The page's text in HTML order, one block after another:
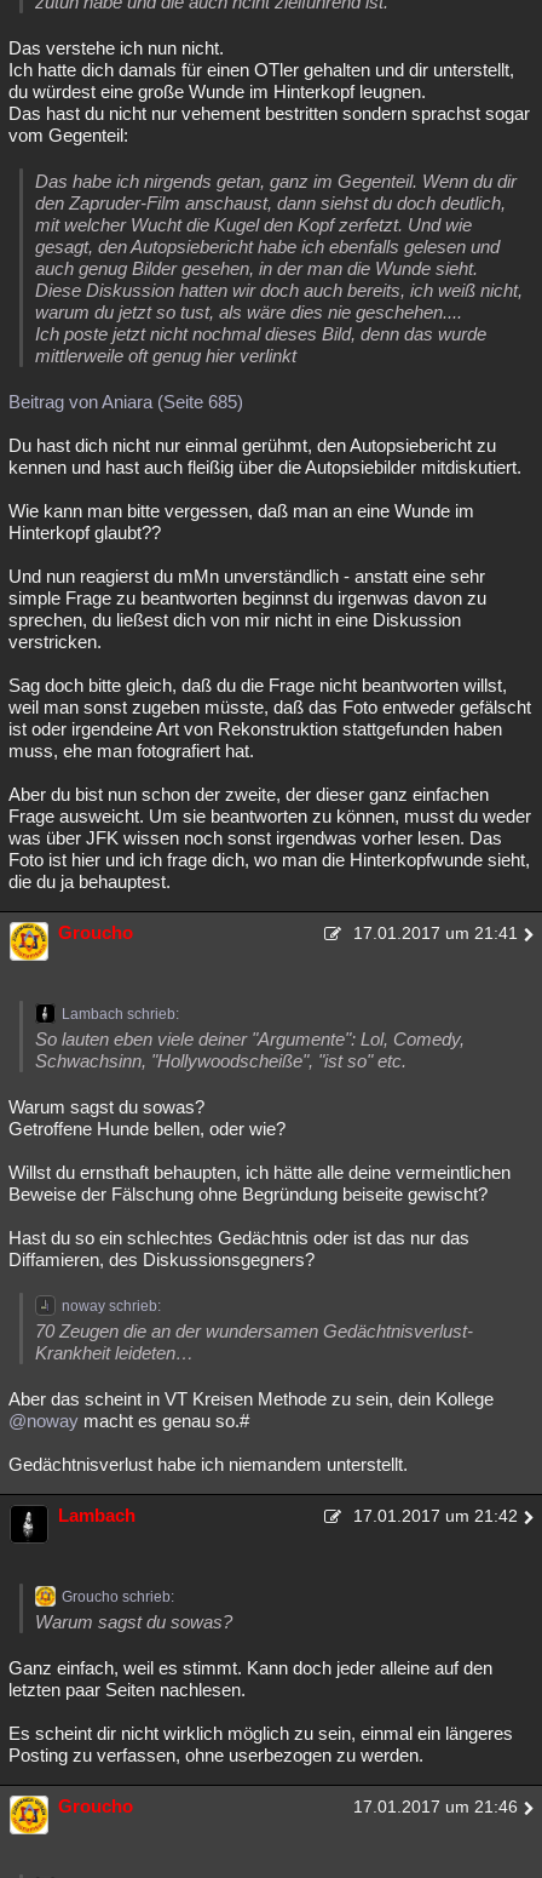
Das verstehe ich nun nicht.
Ich hatte dich damals für einen OTler gehalten und dir unterstellt,
du würdest eine große Wunde im Hinterkopf leugnen.
Das hast du nicht nur vehement bestritten sondern sprachst sogar
vom Gegenteil:
Das habe ich nirgends getan, ganz im Gegenteil. Wenn du dir
den Zapruder-Film anschaust, dann siehst du doch deutlich,
mit welcher Wucht die Kugel den Kopf zerfetzt. Und wie
gesagt, den Autopsiebericht habe ich ebenfalls gelesen und
auch genug Bilder gesehen, in der man die Wunde sieht.
Diese Diskussion hatten wir doch auch bereits, ich weiß nicht,
warum du jetzt so tust, als wäre dies nie geschehen....
Ich poste jetzt nicht nochmal dieses Bild, denn das wurde
mittlerweile oft genug hier verlinkt
Beitrag von Aniara (Seite 685)
Du hast dich nicht nur einmal gerühmt, den Autopsiebericht zu
kennen und hast auch fleißig über die Autopsiebilder mitdiskutiert.
Wie kann man bitte vergessen, daß man an eine Wunde im
Hinterkopf glaubt??
Und nun reagierst du mMn unverständlich - anstatt eine sehr
simple Frage zu beantworten beginnst du irgenwas davon zu
sprechen, du ließest dich von mir nicht in eine Diskussion
verstricken.
Sag doch bitte gleich, daß du die Frage nicht beantworten willst,
weil man sonst zugeben müsste, daß das Foto entweder gefälscht
ist oder irgendeine Art von Rekonstruktion stattgefunden haben
muss, ehe man fotografiert hat.
Aber du bist nun schon der zweite, der dieser ganz einfachen
Frage ausweicht. Um sie beantworten zu können, musst du weder
was über JFK wissen noch sonst irgendwas vorher lesen. Das
Foto ist hier und ich frage dich, wo man die Hinterkopfwunde sieht,
die du ja behauptest.
Groucho 17.01.2017 um 21:41
Lambach schrieb:
So lauten eben viele deiner "Argumente": Lol, Comedy,
Schwachsinn, "Hollywoodscheiße", "ist so" etc.
Warum sagst du sowas?
Getroffene Hunde bellen, oder wie?
Willst du ernsthaft behaupten, ich hätte alle deine vermeintlichen
Beweise der Fälschung ohne Begründung beiseite gewischt?
Hast du so ein schlechtes Gedächtnis oder ist das nur das
Diffamieren, des Diskussionsgegners?
noway schrieb:
70 Zeugen die an der wundersamen Gedächtnisverlust-
Krankheit leideten…
Aber das scheint in VT Kreisen Methode zu sein, dein Kollege
@noway macht es genau so.#
Gedächtnisverlust habe ich niemandem unterstellt.
Lambach 17.01.2017 um 21:42
Groucho schrieb:
Warum sagst du sowas?
Ganz einfach, weil es stimmt. Kann doch jeder alleine auf den
letzten paar Seiten nachlesen.
Es scheint dir nicht wirklich möglich zu sein, einmal ein längeres
Posting zu verfassen, ohne userbezogen zu werden.
Groucho 17.01.2017 um 21:46